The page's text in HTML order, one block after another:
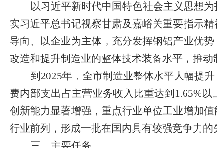
以习近平新时代中国特色社会主义思想
实习近平总书记视察甘肃及嘉峪关重要指示
导向、以企业为主体，充分发挥钢铝产业优
改造和提升制造业的整体技术装备水平，推
到 2025年，全市制造业整体水平大幅提
费内部支出占主营业务收入比重达到 1.65%以
创新能力显著增强，重点行业单位工业增加
行业前列，形成一批在国内具有较强竞争力的
三、主要任务